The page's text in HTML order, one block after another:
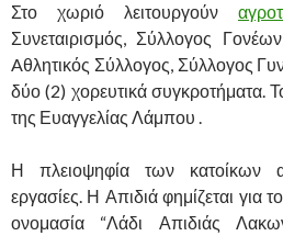
Στο χωριό λειτουργούν
Συνεταιρισμός, Σύλλογος
Aθλητικός Σύλλογος, Σύλλογος
δύο (2) χορευτικά συγκροτήματα.
της Ευαγγελίας Λάμπου .
Η πλειοψηφία των κατοίκων
εργασίες. Η Απιδιά φημίζεται για
ονομασία “Λάδι Απιδιάς